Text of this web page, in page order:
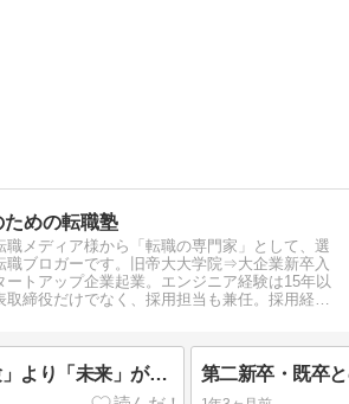
ための転職塾
職メディア様から「転職の専門家」として、選
職ブロガーです。旧帝大大学院⇒大企業新卒入
トアップ企業起業。エンジニア経験は15年以
取締役だけでなく、採用担当も兼任。採用経
20代の転職は「経験」より「未来」が武器になる！人事担当者が本当に知りたい履歴書・職務経歴書の書き方